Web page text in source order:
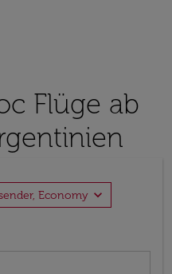
Flüge ab
Economy expand_more